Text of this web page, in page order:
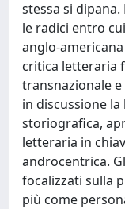
stessa si
le radici entro
anglo-
critica letteraria
transnazionale
in discussione
storiografica,
letteraria in
androcentrica.
focalizzati sulla
più come